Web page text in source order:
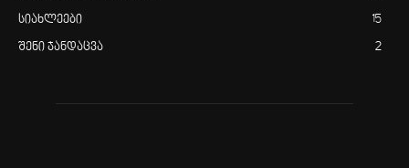
სიახლეები 15
შენი ჯანდაცვა 2